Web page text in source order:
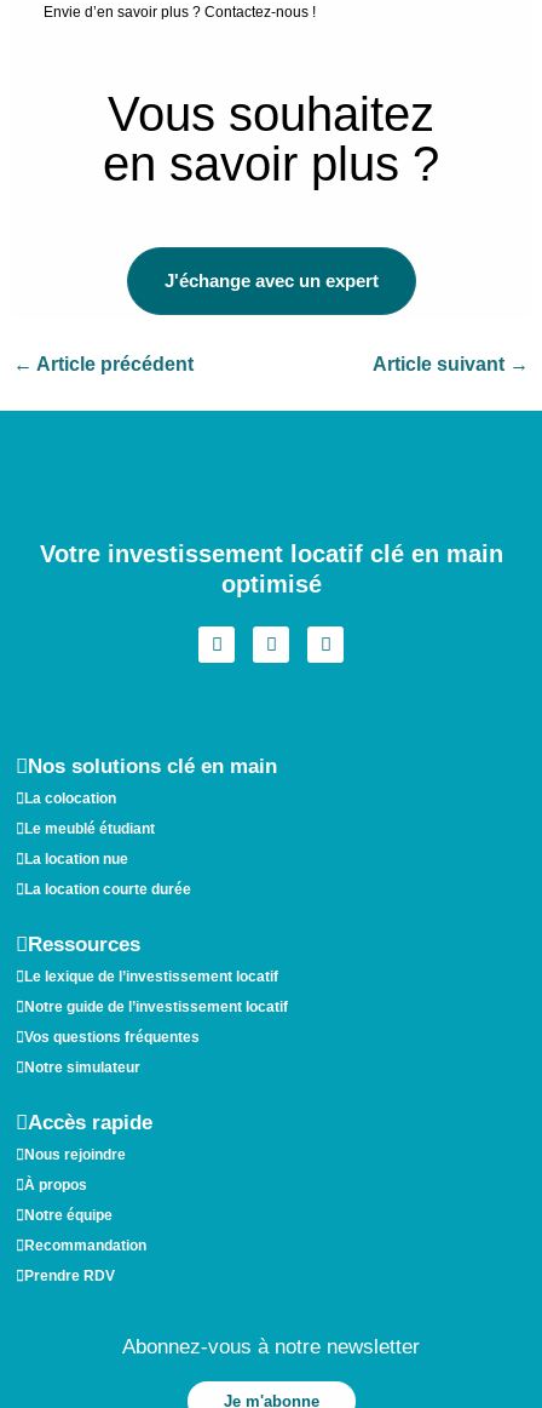
Envie d’en savoir plus ? Contactez-nous !
Vous souhaitez
en savoir plus ?
J'échange avec un expert
← Article précédent Article suivant →
Votre investissement locatif clé en main
optimisé
n
s
m
a
c
i
n
Nos solutions clé en main
La colocation
Le meublé étudiant
La location nue
La location courte durée
Ressources
Le lexique de l’investissement locatif
Notre guide de l’investissement locatif
Vos questions fréquentes
Notre simulateur
Accès rapide
Nous rejoindre
À propos
Notre équipe
Recommandation
Prendre RDV
Abonnez-vous à notre newsletter
Je m'abonne